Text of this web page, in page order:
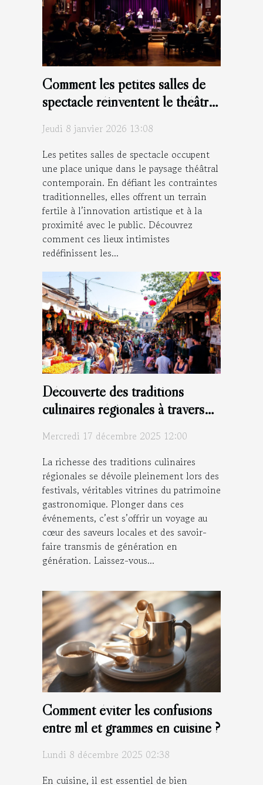
Comment les petites salles de
spectacle réinventent le théâtre
Jeudi 8 janvier 2026 13:08
Les petites salles de spectacle occupent
une place unique dans le paysage théâtral
contemporain. En défiant les contraintes
traditionnelles, elles offrent un terrain
fertile à l’innovation artistique et à la
proximité avec le public. Découvrez
comment ces lieux intimistes
redéfinissent les...
Découverte des traditions
culinaires régionales à travers
Mercredi 17 décembre 2025 12:00
La richesse des traditions culinaires
régionales se dévoile pleinement lors des
festivals, véritables vitrines du patrimoine
gastronomique. Plonger dans ces
événements, c’est s’offrir un voyage au
cœur des saveurs locales et des savoir-
faire transmis de génération en
génération. Laissez-vous...
Comment éviter les confusions
entre ml et grammes en cuisine ?
Lundi 8 décembre 2025 02:38
En cuisine, il est essentiel de bien